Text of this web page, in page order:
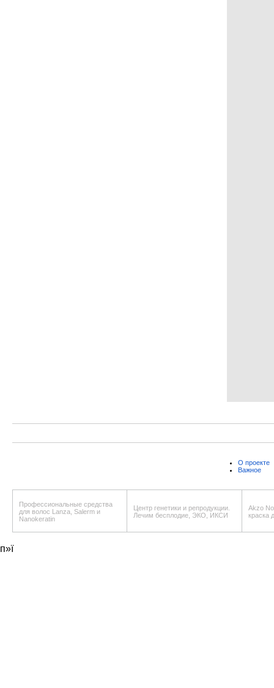
О проекте
Важное
Профессиональные средства
для волос Lanza, Salerm и
Nanokeratin
Центр генетики и репродукции.
Лечим бесплодие, ЭКО, ИКСИ
Akzo
краска
п»ї